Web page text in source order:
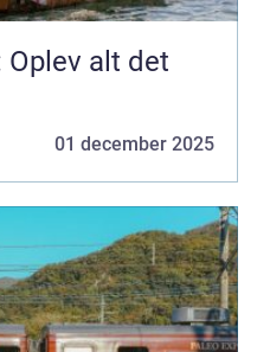
Oplev alt det
01 december 2025